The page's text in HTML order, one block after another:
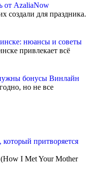
от AzaliaNow
создали для праздника.
нюансы и советы
привлекает всё
бонусы Винлайн
но не все
притворяется
I Met Your Mother